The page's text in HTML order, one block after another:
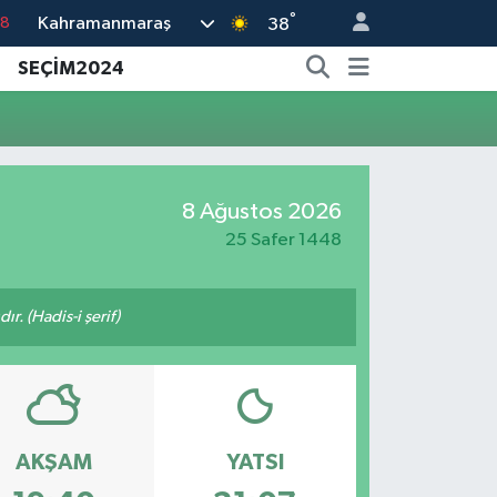
Kahramanmaraş 38°
SEÇİM2024
8 Ağustos 2026
25 Safer 1448
(Hadis-i şerif)
AKŞAM YATSI